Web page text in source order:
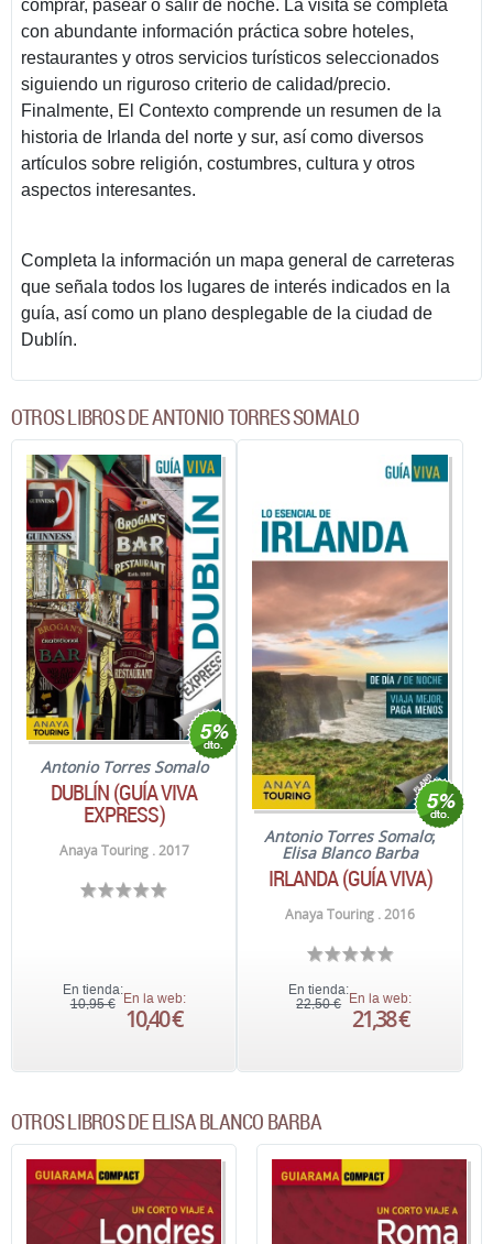
comprar, pasear o salir de noche. La visita se completa
con abundante información práctica sobre hoteles,
restaurantes y otros servicios turísticos seleccionados
siguiendo un riguroso criterio de calidad/precio.
Finalmente, El Contexto comprende un resumen de la
historia de Irlanda del norte y sur, así como diversos
artículos sobre religión, costumbres, cultura y otros
aspectos interesantes.
Completa la información un mapa general de carreteras
que señala todos los lugares de interés indicados en la
guía, así como un plano desplegable de la ciudad de
Dublín.
OTROS LIBROS DE ANTONIO TORRES SOMALO
Antonio Torres Somalo
DUBLÍN (GUÍA VIVA
EXPRESS)
Anaya Touring . 2017
En tienda:
10,95 € En la web:
10,40 €
Antonio Torres Somalo;
Elisa Blanco Barba
IRLANDA (GUÍA VIVA)
Anaya Touring . 2016
En tienda:
22,50 € En la web:
21,38 €
OTROS LIBROS DE ELISA BLANCO BARBA